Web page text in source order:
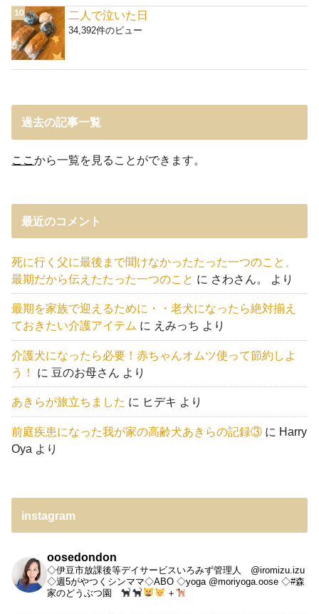
二人で泣いた日
34,392件のビュー
過去の記事一覧
ここから一覧を見ることができます。
最近のコメント
死に行く父に最後まで聞けなかったたった一つのこと、
最期だから伝えたたった一つのこと に さわさん。 より
最期を家族で迎えるために・・老犬になったら絶対揃え
ておきたい介護アイテム に えみっち より
介護犬になったら必要！赤ちゃんオムツ使って節約しよ
う！
に 豆のお母さん より
あきらが旅立ちました に ヒデキ より
前庭疾患になった我が家の高齢犬あきらの記録③ に Harry
Oya より
instagram
oosedondon
◇伊豆市放課後等デイサービスいろみず管理人 @iromizu.izu
◇週5がやつくシンママ◇ABO ◇yoga @moriyoga.oose ◇#森
家のどうぶつ園
＋